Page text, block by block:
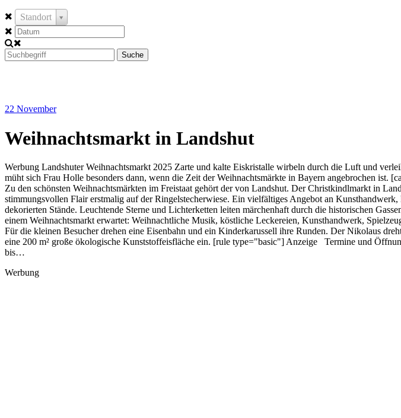
Standort
Suche
22 November
Weihnachtsmarkt in Landshut
Werbung Landshuter Weihnachtsmarkt 2025 Zarte und kalte Eiskristalle wirbeln durch die Luft und
müht sich Frau Holle besonders dann, wenn die Zeit der Weihnachtsmärkte in Bayern angebrochen
Zu den schönsten Weihnachtsmärkten im Freistaat gehört der von Landshut. Der Christkindlmarkt in
stimmungsvollen Flair erstmalig auf der Ringelstecherwiese. Ein vielfältiges Angebot an
dekorierten Stände. Leuchtende Sterne und Lichterketten leiten märchenhaft durch die historischen
einem Weihnachtsmarkt erwartet: Weihnachtliche Musik, köstliche Leckereien, Kunsthandwerk,
Für die kleinen Besucher drehen eine Eisenbahn und ein Kinderkarussell ihre Runden. Der Nikolaus
eine 200 m² große ökologische Kunststoffeisfläche ein. [rule type="basic"] Anzeige Termine und
bis…
Werbung